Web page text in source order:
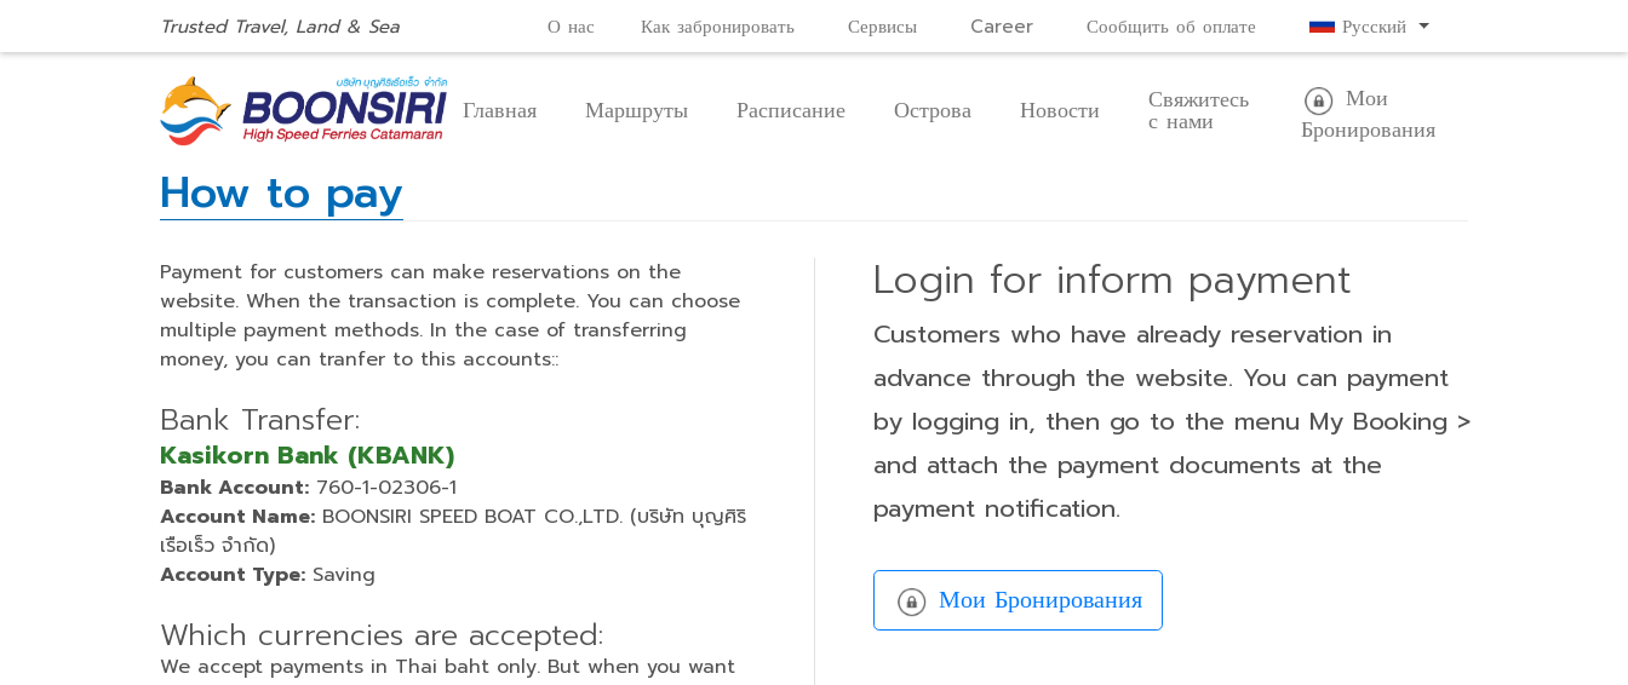
Trusted Travel, Land & Sea О нас Как забронировать Сервисы Career Сообщить об оплате Русский
Главная Маршруты Расписание Острова Новости Свяжитесь
с нами
Мои
Бронирования
How to pay
Payment for customers can make reservations on the
website. When the transaction is complete. You can choose
multiple payment methods. In the case of transferring
money, you can tranfer to this accounts::
Bank Transfer:
Kasikorn Bank (KBANK)
Bank Account: 760-1-02306-1
Account Name: BOONSIRI SPEED BOAT CO.,LTD. (บริษัท บุญศิริ
เรือเร็ว จำกัด)
Account Type: Saving
Which currencies are accepted:
We accept payments in Thai baht only. But when you want
Login for inform payment
Customers who have already reservation in
advance through the website. You can payment
by logging in, then go to the menu My Booking >
and attach the payment documents at the
payment notification.
Мои Бронирования